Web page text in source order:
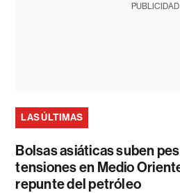
PUBLICIDAD
LAS ÚLTIMAS
Bolsas asiáticas suben
tensiones en Medio
repunte del petróleo